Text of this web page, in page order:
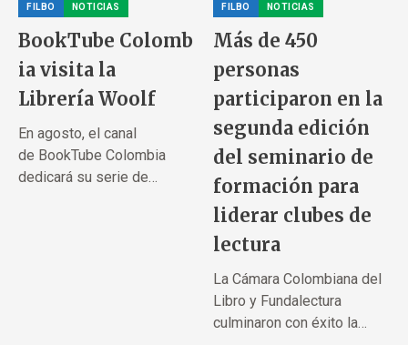
FILBO NOTICIAS
BookTube Colomb
ia visita la
Librería Woolf
En agosto, el canal
de BookTube Colombia
dedicará su serie de
FILBO NOTICIAS
Más de 450
personas
participaron en la
segunda edición
del seminario de
formación para
liderar clubes de
lectura
La Cámara Colombiana del
Libro y Fundalectura
culminaron con éxito la